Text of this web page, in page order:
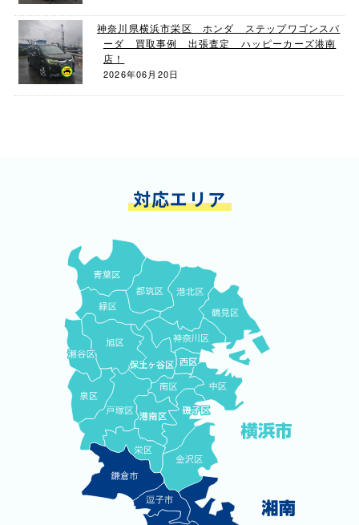
神奈川県横浜市栄区 ホンダ ステップワゴンスパ
ーダ 買取事例 出張査定 ハッピーカーズ港南
店！
2026年06月20日
対応エリア